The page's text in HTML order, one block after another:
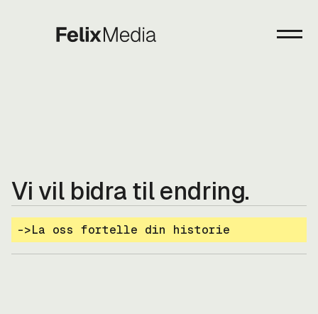
Vi vil bidra til endring.
->La oss fortelle din historie